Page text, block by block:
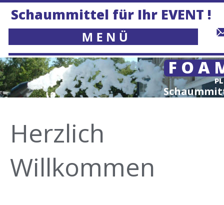
Herzlich
Willkommen
Schaummittel für Ihr EVENT !
F O A